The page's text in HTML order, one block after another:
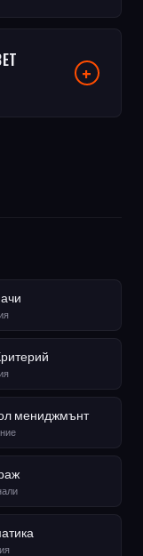
мениджмънт